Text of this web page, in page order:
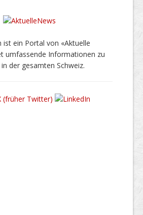
ist ein Portal von «Aktuelle
umfassende Informationen zu
der gesamten Schweiz.